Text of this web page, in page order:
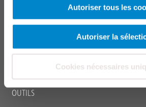
Autoriser tous les
Autoriser la
Cookies nécessaires
Balcons, Terrasses, Coursives
Raccords, joints et détails
Infrastructure
OUTILS